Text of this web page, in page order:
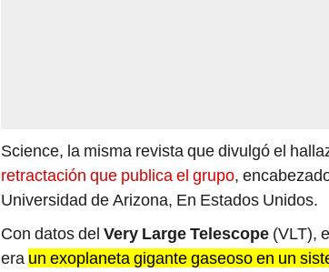
Science, la misma revista que divulgó el
retractación que publica el grupo,
Universidad de Arizona, En Estados Unidos.
Con datos del Very Large Telescope (VLT),
era un exoplaneta gigante gaseoso en un